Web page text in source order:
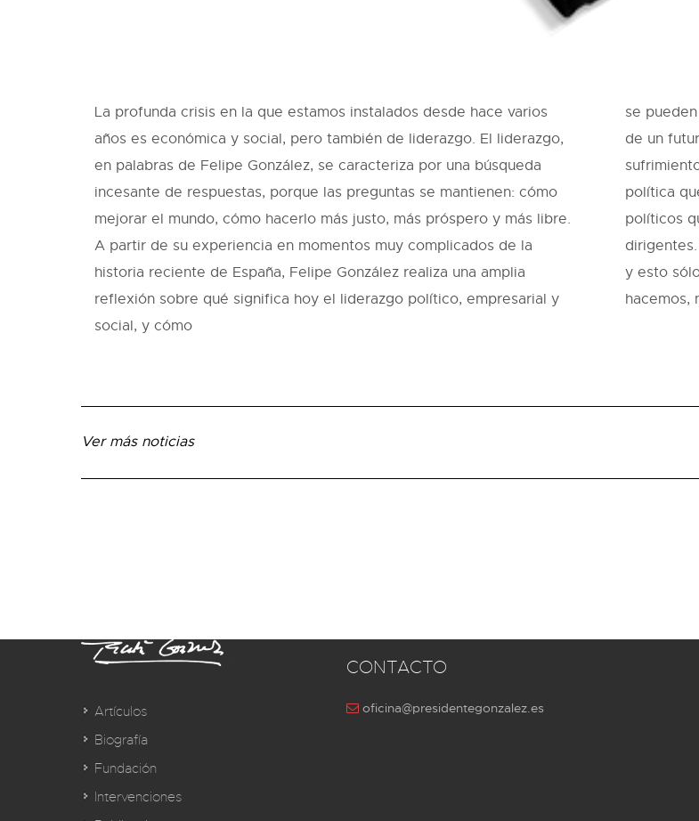
La profunda crisis en la que estamos instalados desde hace varios
años es económica y social, pero también de liderazgo. El liderazgo,
en palabras de Felipe González, se caracteriza por una búsqueda
incesante de respuestas, porque las preguntas se mantienen: cómo
mejorar el mundo, cómo hacerlo más justo, más próspero y más libre.
A partir de su experiencia en momentos muy complicados de la
historia reciente de España, Felipe González realiza una amplia
reflexión sobre qué significa hoy el liderazgo político, empresarial y
social, y cómo
se
de un
política
políticos
y esto
hacemos,
Ver más noticias
Artículos
Biografía
Fundación
Intervenciones
CONTACTO
oficina@presidentegonzalez.es